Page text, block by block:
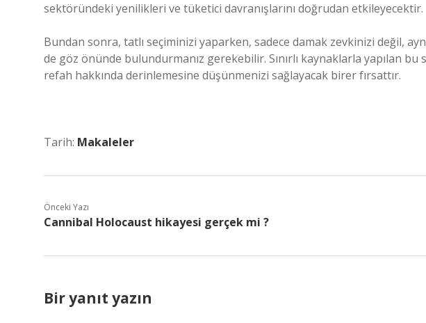
sektöründeki yenilikleri ve tüketici davranışlarını doğrudan etkileyecektir.
Bundan sonra, tatlı seçiminizi yaparken, sadece damak zevkinizi değil,
de göz önünde bulundurmanız gerekebilir. Sınırlı kaynaklarla yapılan
refah hakkında derinlemesine düşünmenizi sağlayacak birer fırsattır.
Tarih: Makaleler
Önceki Yazı
Cannibal Holocaust hikayesi gerçek mi ?
Bir yanıt yazın